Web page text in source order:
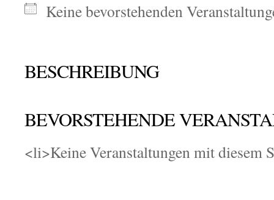
Keine bevorstehenden
BESCHREIBUNG
BEVORSTEHENDE
<li>Keine Veranstaltungen mit diesem